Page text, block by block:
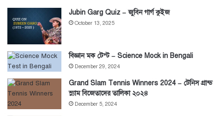
Jubin Garg Quiz – জুবিন গার্গ কুইজ
October 13, 2025
বিজ্ঞান মক টেস্ট – Science Mock in Bengali
December 29, 2024
Grand Slam Tennis Winners 2024 – টেনিস গ্রান্ড
স্ল্যাম বিজেতাদের তালিকা ২০২৪
December 5, 2024